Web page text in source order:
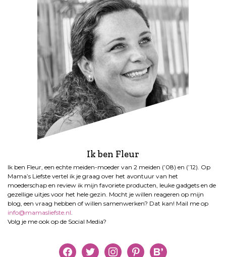
Ik ben Fleur
Ik ben Fleur, een echte meiden-moeder van 2 meiden (’08) en (’12). Op
Mama’s Liefste vertel ik je graag over het avontuur van het
moederschap en review ik mijn favoriete producten, leuke gadgets en de
gezellige uitjes voor het hele gezin. Mocht je willen reageren op mijn
blog, een vraag hebben of willen samenwerken? Dat kan! Mail me op
info@mamasliefste.nl
Volg je me ook op de Social Media?
facebooktwitter instagrampinterestbloglovin